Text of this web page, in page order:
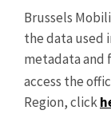
Brussels
the data used
metadata and
access the
Region, click